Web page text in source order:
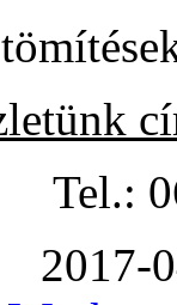
Tel.:
2017-